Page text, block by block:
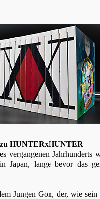
HUNTERxHUNTER
vergangenen
Japan, lange bevor das
Jungen Gon, der, wie